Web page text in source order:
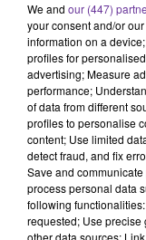
LA PLAYLIST
We and our (447)
your consent and/or
information on a
profiles for
advertising; Measure
performance;
of data from different
profiles to personalise
content; Use limited
detect fraud, and fix
Save and
process personal data
following
requested; Use
other data sources;